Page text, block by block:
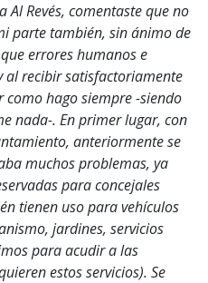
Revés, comentaste que no
parte también, sin ánimo de
errores humanos e
al recibir satisfactoriamente
hago siempre -siendo
nada-. En primer lugar, con
anteriormente se
muchos problemas, ya
para concejales
tienen uso para vehículos
jardines, servicios
para acudir a las
estos servicios). Se